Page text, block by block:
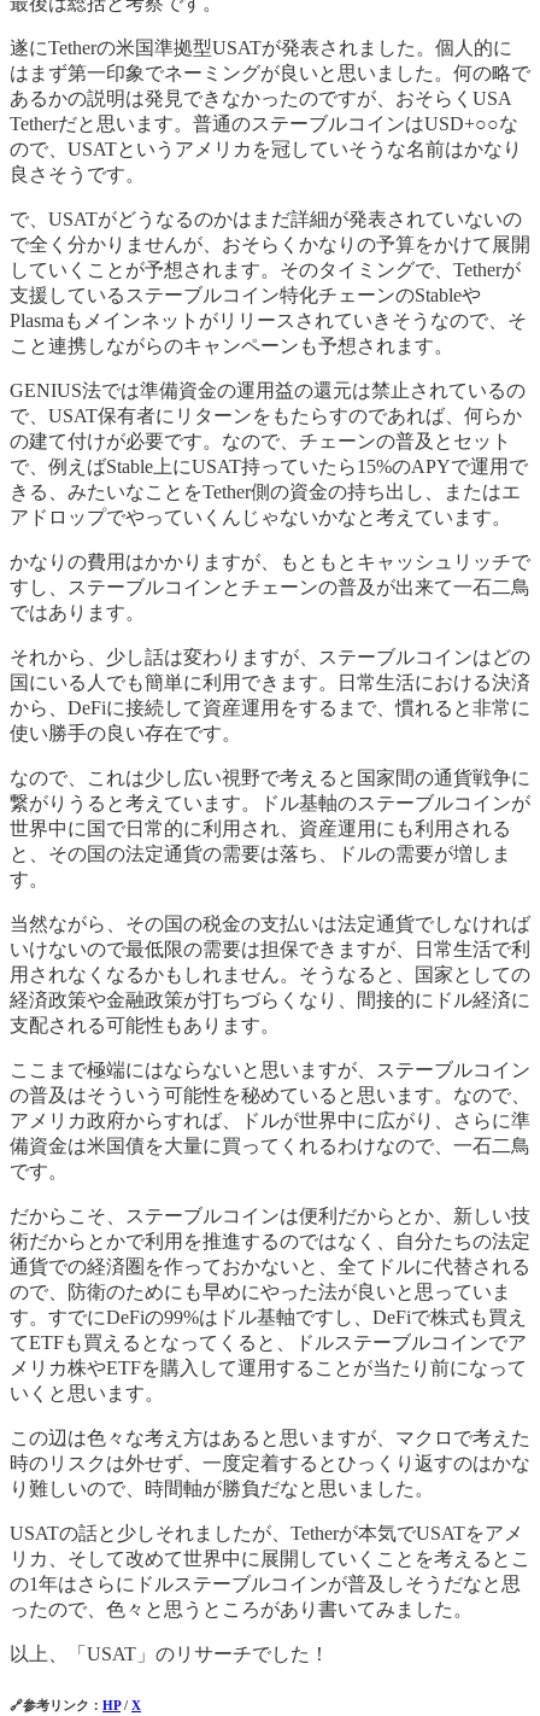
遂にTetherの米国準拠型USATが発表されました。個人的に
はまず第一印象でネーミングが良いと思いました。何の略で
あるかの説明は発見できなかったのですが、おそらくUSA
Tetherだと思います。普通のステーブルコインはUSD+○○な
ので、USATというアメリカを冠していそうな名前はかなり
良さそうです。
で、USATがどうなるのかはまだ詳細が発表されていないの
で全く分かりませんが、おそらくかなりの予算をかけて展開
していくことが予想されます。そのタイミングで、Tetherが
支援しているステーブルコイン特化チェーンのStableや
Plasmaもメインネットがリリースされていきそうなので、そ
こと連携しながらのキャンペーンも予想されます。
GENIUS法では準備資金の運用益の還元は禁止されているの
で、USAT保有者にリターンをもたらすのであれば、何らか
の建て付けが必要です。なので、チェーンの普及とセット
で、例えばStable上にUSAT持っていたら15%のAPYで運用で
きる、みたいなことをTether側の資金の持ち出し、またはエ
アドロップでやっていくんじゃないかなと考えています。
かなりの費用はかかりますが、もともとキャッシュリッチで
すし、ステーブルコインとチェーンの普及が出来て一石二鳥
ではあります。
それから、少し話は変わりますが、ステーブルコインはどの
国にいる人でも簡単に利用できます。日常生活における決済
から、DeFiに接続して資産運用をするまで、慣れると非常に
使い勝手の良い存在です。
なので、これは少し広い視野で考えると国家間の通貨戦争に
繋がりうると考えています。ドル基軸のステーブルコインが
世界中に国で日常的に利用され、資産運用にも利用される
と、その国の法定通貨の需要は落ち、ドルの需要が増しま
す。
当然ながら、その国の税金の支払いは法定通貨でしなければ
いけないので最低限の需要は担保できますが、日常生活で利
用されなくなるかもしれません。そうなると、国家としての
経済政策や金融政策が打ちづらくなり、間接的にドル経済に
支配される可能性もあります。
ここまで極端にはならないと思いますが、ステーブルコイン
の普及はそういう可能性を秘めていると思います。なので、
アメリカ政府からすれば、ドルが世界中に広がり、さらに準
備資金は米国債を大量に買ってくれるわけなので、一石二鳥
です。
だからこそ、ステーブルコインは便利だからとか、新しい技
術だからとかで利用を推進するのではなく、自分たちの法定
通貨での経済圏を作っておかないと、全てドルに代替される
ので、防衛のためにも早めにやった法が良いと思っていま
す。すでにDeFiの99%はドル基軸ですし、DeFiで株式も買え
てETFも買えるとなってくると、ドルステーブルコインでア
メリカ株やETFを購入して運用することが当たり前になって
いくと思います。
この辺は色々な考え方はあると思いますが、マクロで考えた
時のリスクは外せず、一度定着するとひっくり返すのはかな
り難しいので、時間軸が勝負だなと思いました。
USATの話と少しそれましたが、Tetherが本気でUSATをアメ
リカ、そして改めて世界中に展開していくことを考えるとこ
の1年はさらにドルステーブルコインが普及しそうだなと思
ったので、色々と思うところがあり書いてみました。
以上、「USAT」のリサーチでした！
🔗参考リンク： HP/ X